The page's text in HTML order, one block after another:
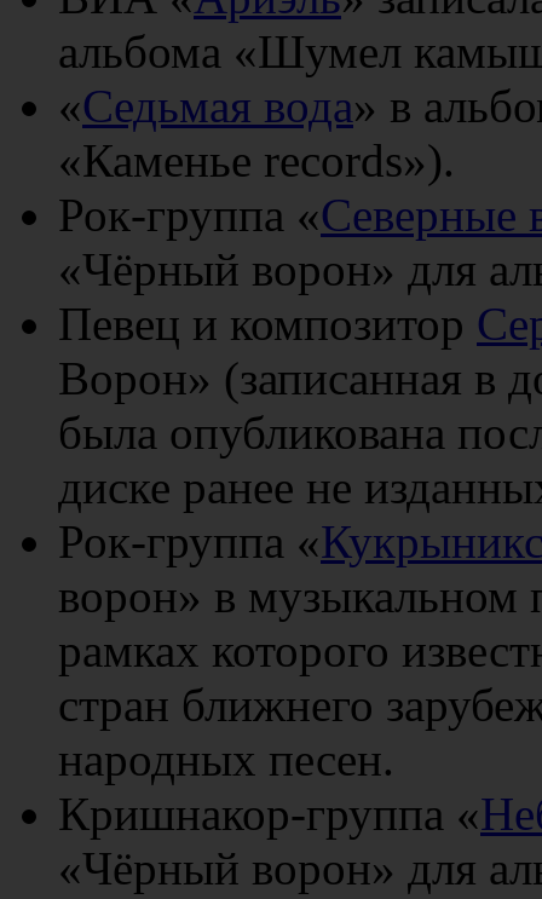
альбома «Шумел
«Седьмая вода» в
«Каменье records»).
Рок-группа «Северные
«Чёрный ворон» для
Певец и композитор
Ворон» (записанная в
была опубликована
диске ранее не
Рок-группа «
ворон» в музыкальном
рамках которого
стран ближнего
народных песен.
Кришнакор-группа «
«Чёрный ворон» для